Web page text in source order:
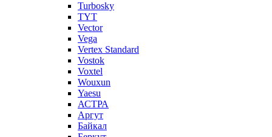
Turbosky
TYT
Vector
Vega
Vertex Standard
Vostok
Voxtel
Wouxun
Yaesu
АСТРА
Аргут
Байкал